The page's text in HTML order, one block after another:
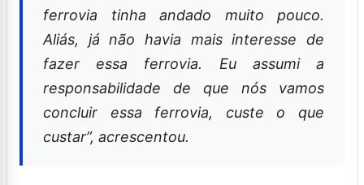
ferrovia tinha andado muito pouco.
Aliás, já não havia mais interesse de
fazer essa ferrovia. Eu assumi a
responsabilidade de que nós vamos
concluir essa ferrovia, custe o que
custar”, acrescentou.